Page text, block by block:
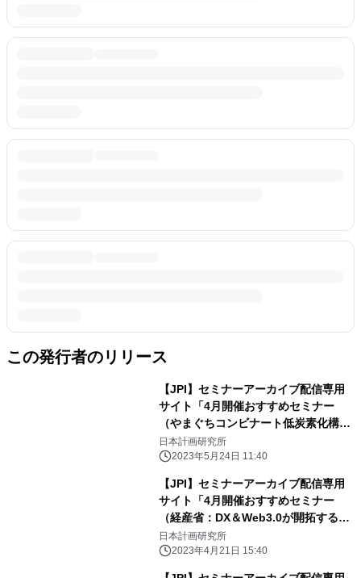
この発行者のリリース
【JPI】セミナーアーカイブ配信専用
サイト「4月開催おすすめセミナー
（やまぐちコンビナート低炭素化構
想、商船三井のLNG・LNG船事業、再
エネ発電事業・投資の最前線）」のご
日本計画研究所
2023年5月24日 11:40
【JPI】セミナーアーカイブ配信専用
サイト「4月開催おすすめセミナー
（経産省：DX＆Web3.0が開拓するス
ポーツ産業、関西電力の電力ビジネス
展望、日本の宇宙ビジネス展望）」の
日本計画研究所
2023年4月21日 15:40